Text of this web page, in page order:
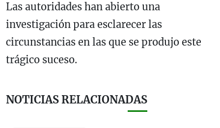
Las autoridades han abierto una
investigación para esclarecer las
circunstancias en las que se produjo este
trágico suceso.
NOTICIAS RELACIONADAS